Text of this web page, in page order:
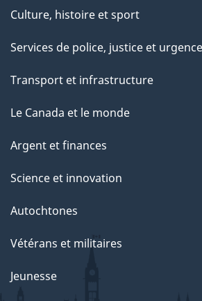
Culture, histoire et sport
Services de police, justice et
Transport et infrastructure
Le Canada et le monde
Argent et finances
Science et innovation
Autochtones
Vétérans et militaires
Jeunesse